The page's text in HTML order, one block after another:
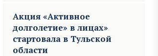
Акция «Активное
долголетие» в лицах»
стартовала в Тульской
области